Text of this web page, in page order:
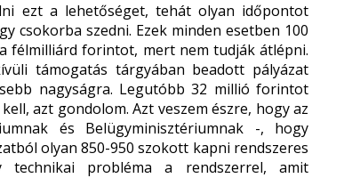
ezt a lehetőséget, tehát olyan időpontot
csokorba szedni. Ezek minden esetben 100
félmilliárd forintot, mert nem tudják átlépni.
támogatás tárgyában beadott pályázat
nagyságra. Legutóbb 32 millió forintot
azt gondolom. Azt veszem észre, hogy az
és Belügyminisztériumnak -, hogy
olyan 850-950 szokott kapni rendszeres
probléma a rendszerrel, amit